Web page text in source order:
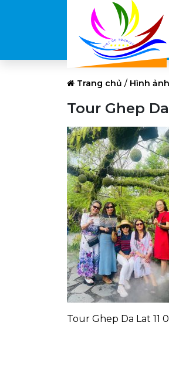
Trang chủ / Hình
Tour Ghep Da
Tour Ghep Da Lat 11